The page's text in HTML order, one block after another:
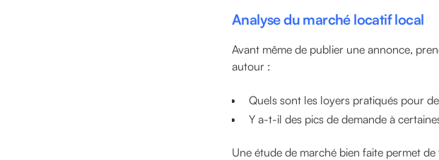
Analyse du marché locatif local
Avant même de publier une annonce,
autour :
Quels sont les loyers pratiqués pour
Y a-t-il des pics de demande à
Une étude de marché bien faite permet